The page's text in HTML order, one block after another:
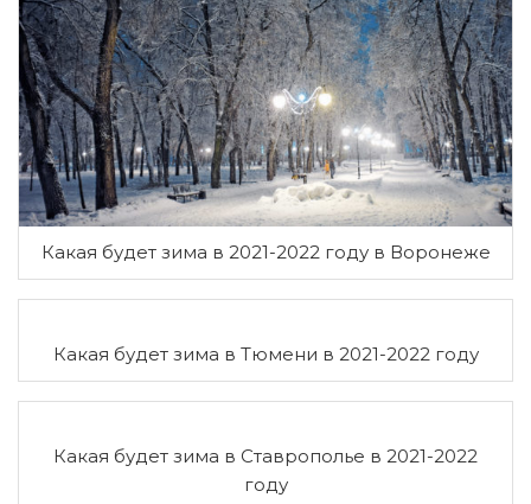
Какая будет зима в 2021-2022 году в Воронеже
Какая будет зима в Тюмени в 2021-2022 году
Какая будет зима в Ставрополье в 2021-2022
году